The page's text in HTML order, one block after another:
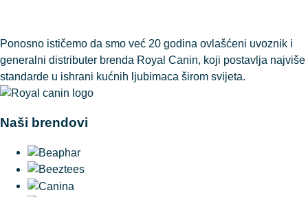
Ponosno ističemo da smo već 20 godina ovlašćeni uvoznik i
generalni distributer brenda Royal Canin, koji postavlja najviše
standarde u ishrani kućnih ljubimaca širom svijeta.
Naši brendovi